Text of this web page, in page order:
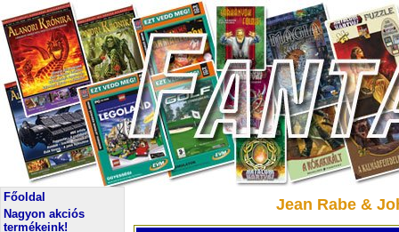
Főoldal
Nagyon akciós
termékeink!
Jean Rabe &